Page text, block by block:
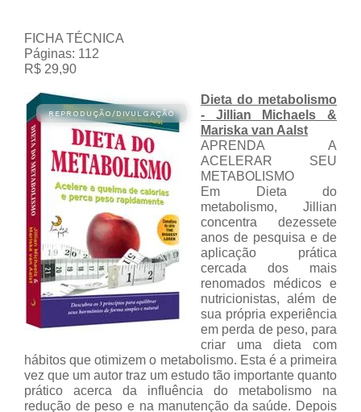
FICHA TÉCNICA
Páginas: 112
R$ 29,90
Dieta do metabolismo
- Jillian Michaels &
Mariska van Aalst
APRENDA A
ACELERAR SEU
METABOLISMO
Em Dieta do
metabolismo, Jillian
concentra dezessete
anos de pesquisa e de
aplicação prática
cercada dos mais
renomados médicos e
nutricionistas, além de
sua própria experiência
em perda de peso, para
criar uma dieta com
hábitos que otimizem o metabolismo. Esta é a primeira
vez que um autor traz um estudo tão importante quanto
prático acerca da influência do metabolismo na
redução de peso e na manutenção da saúde. Depois